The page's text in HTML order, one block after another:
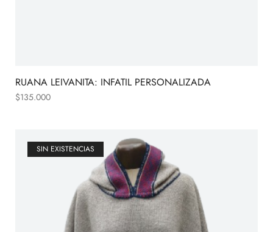
RUANA LEIVANITA: INFATIL PERSONALIZADA
$135.000
SIN EXISTENCIAS